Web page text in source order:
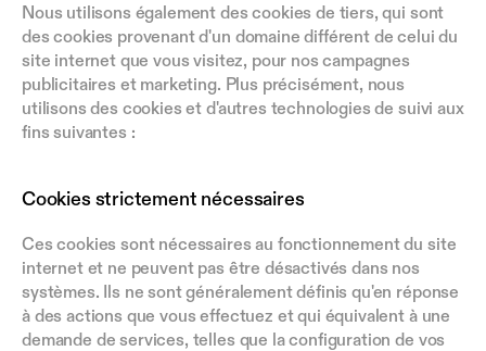
Nous utilisons également des cookies de tiers, qui sont
des cookies provenant d'un domaine différent de celui du
site internet que vous visitez, pour nos campagnes
publicitaires et marketing. Plus précisément, nous
utilisons des cookies et d'autres technologies de suivi aux
fins suivantes :
Cookies strictement nécessaires
Ces cookies sont nécessaires au fonctionnement du site
internet et ne peuvent pas être désactivés dans nos
systèmes. Ils ne sont généralement définis qu'en réponse
à des actions que vous effectuez et qui équivalent à une
demande de services, telles que la configuration de vos